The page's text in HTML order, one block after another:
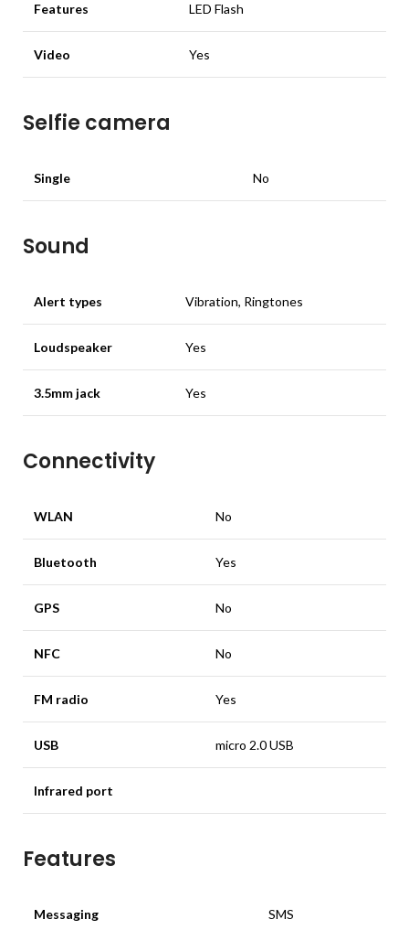
Features LED Flash
Video Yes
Selfie camera
Single No
Sound
Alert types Vibration, Ringtones
Loudspeaker Yes
3.5mm jack Yes
Connectivity
WLAN No
Bluetooth Yes
GPS No
NFC No
FM radio Yes
USB micro 2.0 USB
Infrared port
Features
Messaging SMS